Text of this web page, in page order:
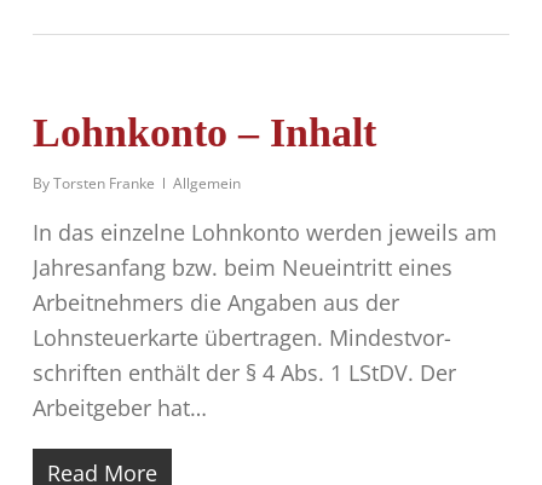
Lohnkonto – Inhalt
ByTorsten Franke Allgemein
In das einzelne Lohnkonto werden jeweils am
Jahresanfang bzw. beim Neueintritt ei­nes
Arbeitneh­mers die Angaben aus der
Lohnsteuerkarte übertragen. Mindestvor­
schriften ent­hält der § 4 Abs. 1 LStDV. Der
Arbeitgeber hat…
Read More